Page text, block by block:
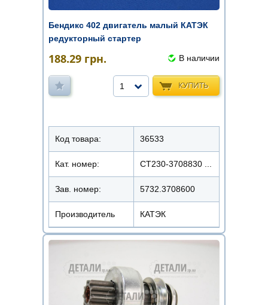
Бендикс 402 двигатель малый КАТЭК
редукторный стартер
188.29 грн. В наличии
КУПИТЬ
1
Код товара: 36533
Кат. номер: СТ230-3708830 ...
Зав. номер: 5732.3708600
Производитель КАТЭК